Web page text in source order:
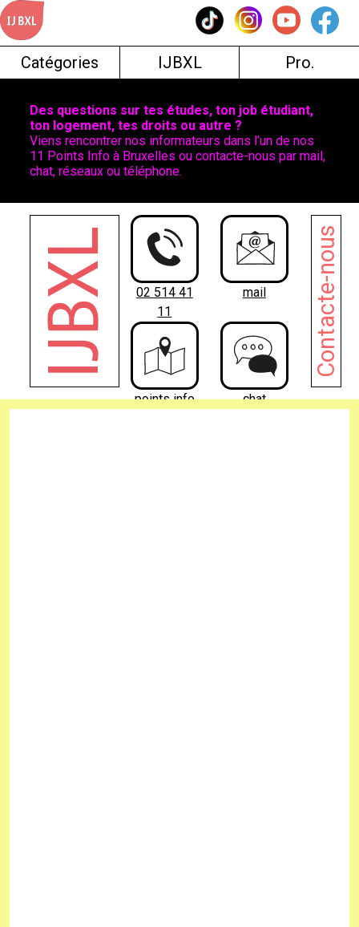
Skip
to
content
Catégories IJBXL Pro.
Des questions sur tes études, ton job étudiant,
ton logement, tes droits ou autre ?
Viens rencontrer nos informateurs dans l’un de nos
11 Points Info à Bruxelles ou contacte-nous par mail,
chat, réseaux ou téléphone.
02 514 41
11
mail
points info chat
Contacte-nous